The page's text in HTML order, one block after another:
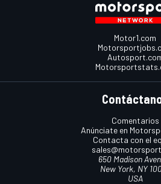
Motor1.com
Comentarios
Anúnciate en
Contacta con el
650 Madison
New York, NY
USA